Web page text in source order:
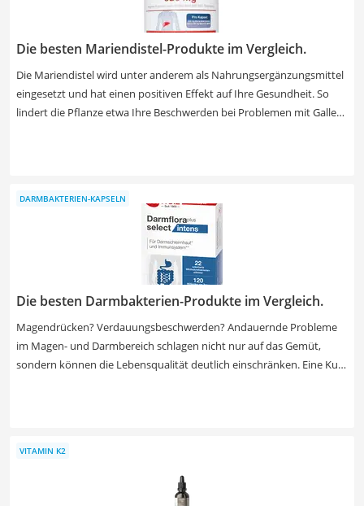
enthalten. Andere enthalten Zucker oder gewisse Aromastoffe –
Die besten Mariendistel-Produkte im Vergleich.
Die Mariendistel wird unter anderem als Nahrungsergänzungsmittel
eingesetzt und hat einen positiven Effekt auf Ihre Gesundheit. So
lindert die Pflanze etwa Ihre Beschwerden bei Problemen mit Galle
Zusatz, der Allergien auslösen und das Immunsystem schwächen
kann. Finden Sie jetzt in unserer Test- oder Vergleichstabelle die
besten Mariendistel-Kapseln und tun Sie Ihrem Körper etwas Gutes.
Die besten Darmbakterien-Produkte im Vergleich.
Magendrücken? Verdauungsbeschwerden? Andauernde Probleme
im Magen- und Darmbereich schlagen nicht nur auf das Gemüt,
sondern können die Lebensqualität deutlich einschränken. Eine Kur
können. Achten Sie bei der Auswahl auf die Zusammensetzung: Je
höher die Anzahl verschiedener Bakterienkulturen ist, desto besser
kann das Präparat wirken. Welche Darmbakterien-Kapseln zu Ihnen
DARMBAKTERIEN-KAPSELN
VITAMIN K2